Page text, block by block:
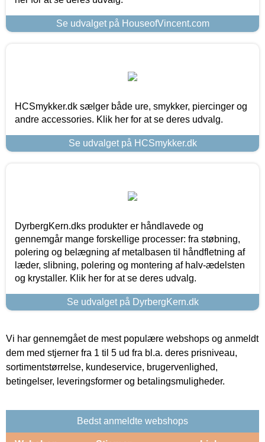
Se udvalget på HouseofVincent.com
HCSmykker.dk sælger både ure, smykker, piercinger og
andre accessories. Klik her for at se deres udvalg.
Se udvalget på HCSmykker.dk
DyrbergKern.dks produkter er håndlavede og
gennemgår mange forskellige processer: fra støbning,
polering og belægning af metalbasen til håndfletning af
læder, slibning, polering og montering af halv-ædelsten
og krystaller. Klik her for at se deres udvalg.
Se udvalget på DyrbergKern.dk
Vi har gennemgået de mest populære webshops og anmeldt
dem med stjerner fra 1 til 5 ud fra bl.a. deres prisniveau,
sortimentstørrelse, kundeservice, brugervenlighed,
betingelser, leveringsformer og betalingsmuligheder.
Bedst anmeldte webshops